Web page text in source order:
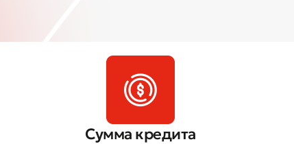
Сумма кредита